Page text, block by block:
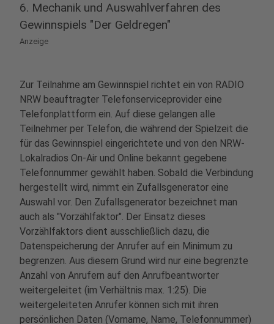
6. Mechanik und Auswahlverfahren des
Gewinnspiels "Der Geldregen"
Anzeige
Zur Teilnahme am Gewinnspiel richtet ein von RADIO
NRW beauftragter Telefonserviceprovider eine
Telefonplattform ein. Auf diese gelangen alle
Teilnehmer per Telefon, die während der Spielzeit die
für das Gewinnspiel eingerichtete und von den NRW-
Lokalradios On-Air und Online bekannt gegebene
Telefonnummer gewählt haben. Sobald die Verbindung
hergestellt wird, nimmt ein Zufallsgenerator eine
Auswahl vor. Den Zufallsgenerator bezeichnet man
auch als "Vorzählfaktor". Der Einsatz dieses
Vorzählfaktors dient ausschließlich dazu, die
Datenspeicherung der Anrufer auf ein Minimum zu
begrenzen. Aus diesem Grund wird nur eine begrenzte
Anzahl von Anrufern auf den Anrufbeantworter
weitergeleitet (im Verhältnis max. 1:25). Die
weitergeleiteten Anrufer können sich mit ihren
persönlichen Daten (Vorname, Name, Telefonnummer)